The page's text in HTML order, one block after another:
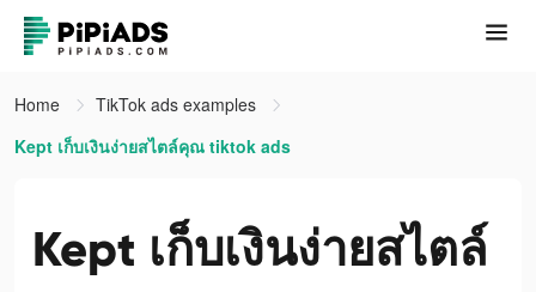
Home
TikTok ads examples
Kept เก็บเงินง่ายสไตล์คุณ tiktok ads
Kept เก็บเงินง่ายสไตล์